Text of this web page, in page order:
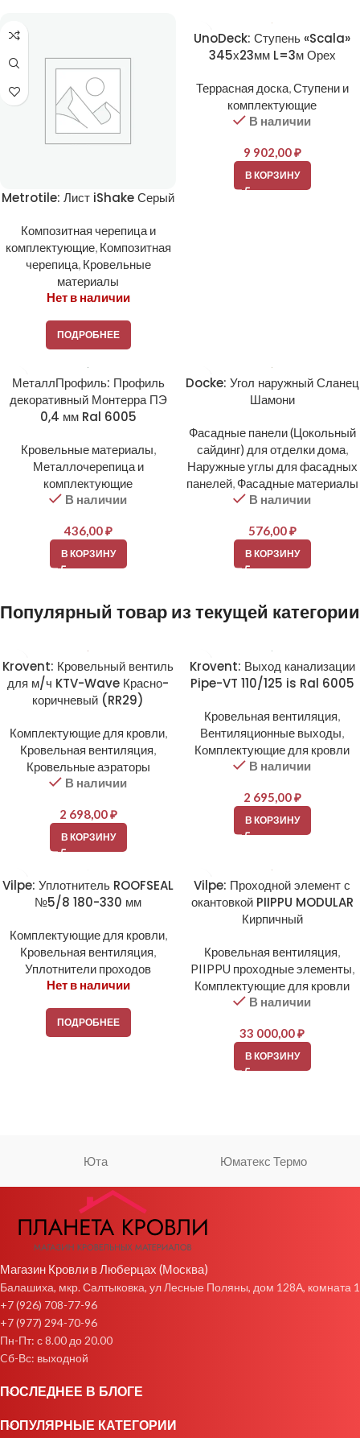
Metrotile: Лист iShake Серый
Композитная черепица и
комплектующие, Композитная
черепица, Кровельные
материалы
Нет в наличии
ПОДРОБНЕЕ
UnoDeck: Ступень «Scala»
345х23мм L=3м Орех
Террасная доска,Ступени и
комплектующие
В наличии
9 902,00₽
В КОРЗИНУ
МеталлПрофиль: Профиль
декоративный Монтерра ПЭ
0,4 мм Ral 6005
Кровельные материалы,
Металлочерепица и
комплектующие
В наличии
436,00₽
В КОРЗИНУ
Docke: Угол наружный Сланец
Шамони
Фасадные панели (Цокольный
сайдинг) для отделки дома,
Наружные углы для фасадных
панелей, Фасадные материалы
В наличии
576,00₽
В КОРЗИНУ
Популярный товар из текущей категории
Krovent: Кровельный вентиль
для м/ч KTV-Wave Красно-
коричневый (RR29)
Комплектующие для кровли,
Кровельная вентиляция,
Кровельные аэраторы
В наличии
2 698,00₽
В КОРЗИНУ
Krovent: Выход канализации
Pipe-VT 110/125 is Ral 6005
Кровельная вентиляция,
Вентиляционные выходы,
Комплектующие для кровли
В наличии
2 695,00₽
В КОРЗИНУ
Vilpe: Уплотнитель ROOFSEAL
№5/8 180-330 мм
Комплектующие для кровли,
Кровельная вентиляция,
Уплотнители проходов
Нет в наличии
ПОДРОБНЕЕ
Vilpe: Проходной элемент с
окантовкой PIIPPU MODULAR
Кирпичный
Кровельная вентиляция,
PIIPPU проходные элементы,
Комплектующие для кровли
В наличии
33 000,00₽
В КОРЗИНУ
Юта Юматекс Термо
Магазин Кровли в Люберцах (Москва)
Балашиха, мкр. Салтыковка, ул Лесные Поляны, дом 128А, комната 1
+7 (926) 708-77-96
+7 (977) 294-70-96
Пн-Пт: с 8.00 до 20.00
Cб-Вс: выходной
ПОСЛЕДНЕЕ В БЛОГЕ
ПОПУЛЯРНЫЕ КАТЕГОРИИ